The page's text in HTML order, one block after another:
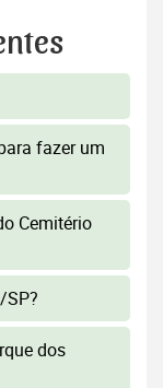
fazer um
Cemitério
SP?
dos